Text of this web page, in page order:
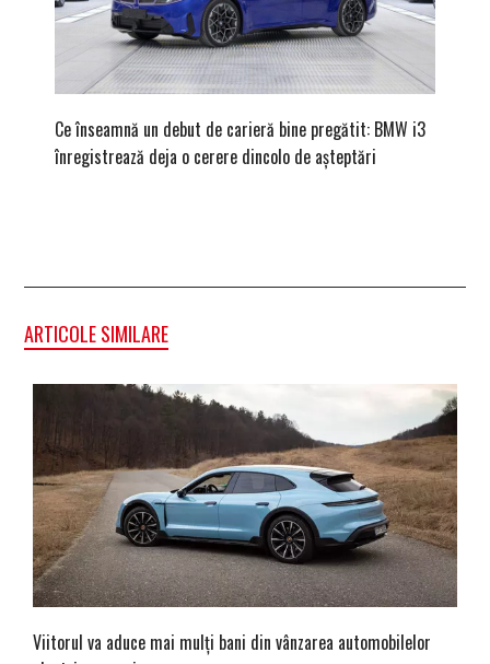
Ce înseamnă un debut de carieră bine pregătit: BMW i3
înregistrează deja o cerere dincolo de așteptări
ARTICOLE SIMILARE
Viitorul va aduce mai mulți bani din vânzarea automobilelor